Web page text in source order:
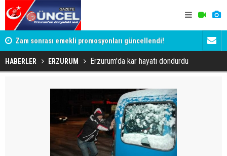
Zam sonrası emekli promosyonları güncellendi!
Ödemeler 32 bin TL'ye kadar çıkıyor
Salah
HABERLER ERZURUM Erzurum'da kar hayatı dondurdu